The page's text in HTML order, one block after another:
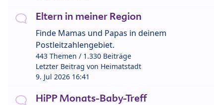
Eltern in meiner Region
Finde Mamas und Papas in deinem
Postleitzahlengebiet.
443 Themen / 1.330 Beiträge
Letzter Beitrag von Heimatstadt
9. Jul 2026 16:41
HiPP Monats-Baby-Treff